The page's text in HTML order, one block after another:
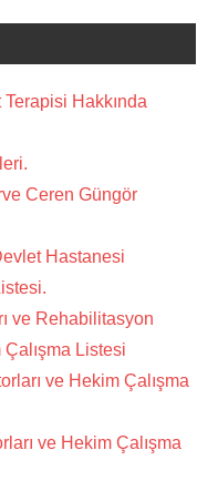
Hakkında
Ceren Güngör
Hastanesi
ve Rehabilitasyon
Listesi
ve Hekim Çalışma
ve Hekim Çalışma